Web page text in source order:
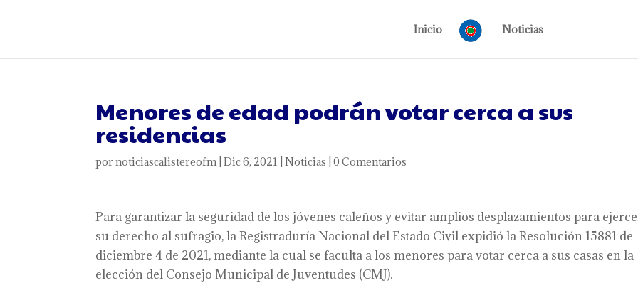
Inicio Noticias
Menores de edad podrán votar cerca a sus
residencias
pornoticiascalistereofm|Dic 6, 2021 |Noticias |0 Comentarios
Para garantizar la seguridad de los jóvenes caleños y evitar amplios desplazamientos para
su derecho al sufragio, la Registraduría Nacional del Estado Civil expidió la Resolución 15881 de
diciembre 4 de 2021, mediante la cual se faculta a los menores para votar cerca a sus casas en la
elección del Consejo Municipal de Juventudes (CMJ).